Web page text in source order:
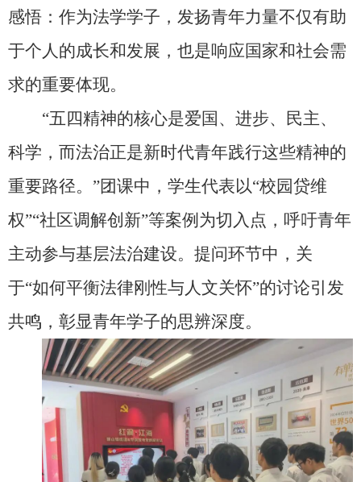
感悟：作为法学学子，发扬青年力量不仅有助
于个人的成长和发展，也是响应国家和社会需
求的重要体现。
“五四精神的核心是爱国、进步、民主、
科学，而法治正是新时代青年践行这些精神的
重要路径。”团课中，学生代表以“校园贷维
权”“社区调解创新”等案例为切入点，呼吁青年
主动参与基层法治建设。提问环节中，关
于“如何平衡法律刚性与人文关怀”的讨论引发
共鸣，彰显青年学子的思辨深度。